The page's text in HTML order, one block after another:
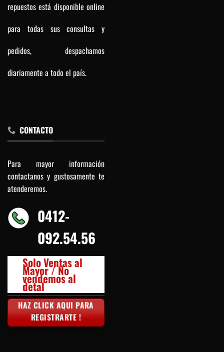
repuestos está disponible online
para todas sus consultas y
pedidos, despachamos
diariamente a todo el país.
CONTACTO
Para mayor información
contactanos y gustosamente te
atenderemos.
0412-
092.54.56
Solo Ventas al
Mayor / No
vendemos al
detal
HAZ CLICK AQUI PARA
REGISTRARTE !